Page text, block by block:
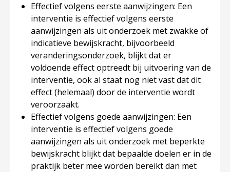
Effectief volgens eerste aanwijzingen: Een
interventie is effectief volgens eerste
aanwijzingen als uit onderzoek met zwakke of
indicatieve bewijskracht, bijvoorbeeld
veranderingsonderzoek, blijkt dat er
voldoende effect optreedt bij uitvoering van de
interventie, ook al staat nog niet vast dat dit
effect (helemaal) door de interventie wordt
veroorzaakt.
Effectief volgens goede aanwijzingen: Een
interventie is effectief volgens goede
aanwijzingen als uit onderzoek met beperkte
bewijskracht blijkt dat bepaalde doelen er in de
praktijk beter mee worden bereikt dan met